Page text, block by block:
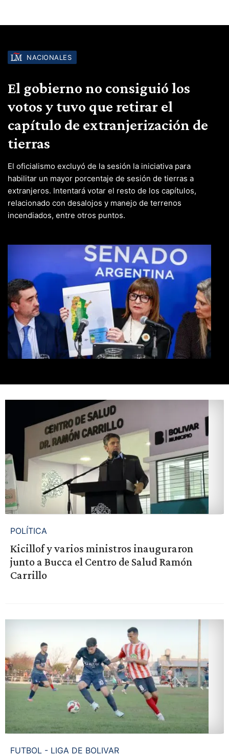
NACIONALES
El gobierno no consiguió los
votos y tuvo que retirar el
capítulo de extranjerización de
tierras
El oficialismo excluyó de la sesión la iniciativa para
habilitar un mayor porcentaje de sesión de tierras a
extranjeros. Intentará votar el resto de los capítulos,
relacionado con desalojos y manejo de terrenos
incendiados, entre otros puntos.
POLÍTICA
Kicillof y varios ministros inauguraron
junto a Bucca el Centro de Salud Ramón
Carrillo
FUTBOL - LIGA DE BOLIVAR